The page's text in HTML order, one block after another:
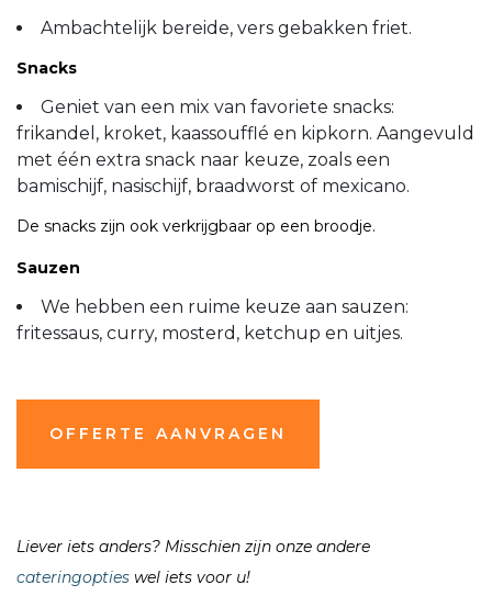
Ambachtelijk bereide, vers gebakken friet.
Snacks
Geniet van een mix van favoriete snacks:
frikandel, kroket, kaassoufflé en kipkorn. Aangevuld
met één extra snack naar keuze, zoals een
bamischijf, nasischijf, braadworst of mexicano.
De snacks zijn ook verkrijgbaar op een broodje.
Sauzen
We hebben een ruime keuze aan sauzen:
fritessaus, curry, mosterd, ketchup en uitjes.
OFFERTE AANVRAGEN
Liever iets anders? Misschien zijn onze andere
cateringopties wel iets voor u!